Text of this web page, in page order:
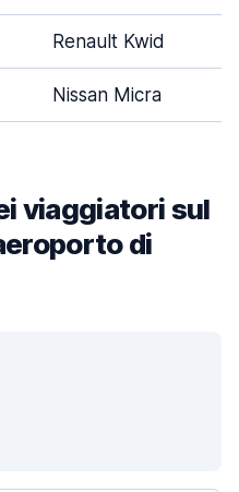
Renault Kwid
Nissan Micra
viaggiatori sul
di